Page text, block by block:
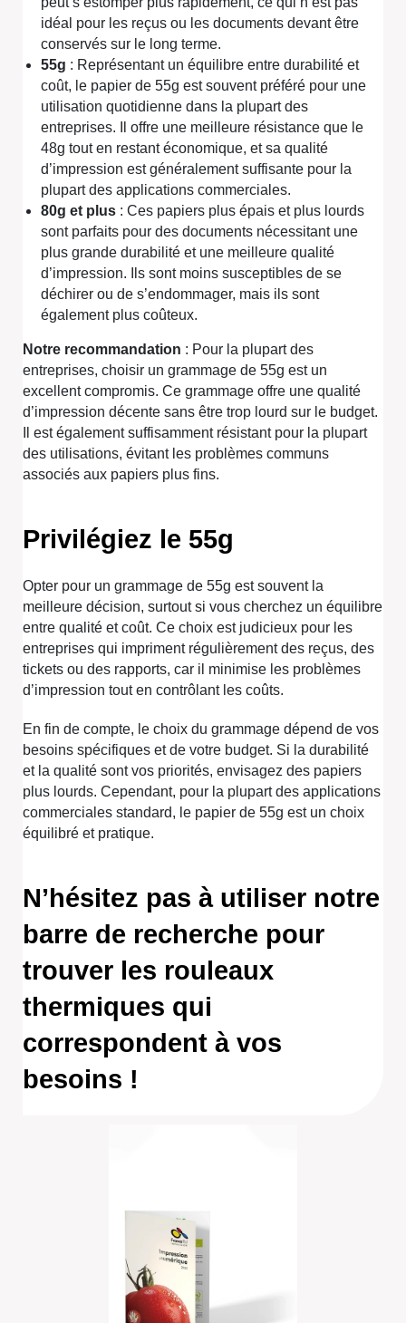
idéal pour les reçus ou les documents devant être
conservés sur le long terme.
55g : Représentant un équilibre entre durabilité et
coût, le papier de 55g est souvent préféré pour une
utilisation quotidienne dans la plupart des
entreprises. Il offre une meilleure résistance que le
48g tout en restant économique, et sa qualité
d’impression est généralement suffisante pour la
plupart des applications commerciales.
80g et plus : Ces papiers plus épais et plus lourds
sont parfaits pour des documents nécessitant une
plus grande durabilité et une meilleure qualité
d’impression. Ils sont moins susceptibles de se
déchirer ou de s’endommager, mais ils sont
également plus coûteux.
Notre recommandation : Pour la plupart des
entreprises, choisir un grammage de 55g est un
excellent compromis. Ce grammage offre une qualité
d’impression décente sans être trop lourd sur le budget.
Il est également suffisamment résistant pour la plupart
des utilisations, évitant les problèmes communs
associés aux papiers plus fins.
Privilégiez le 55g
Opter pour un grammage de 55g est souvent la
meilleure décision, surtout si vous cherchez un équilibre
entre qualité et coût. Ce choix est judicieux pour les
entreprises qui impriment régulièrement des reçus, des
tickets ou des rapports, car il minimise les problèmes
d’impression tout en contrôlant les coûts.
En fin de compte, le choix du grammage dépend de vos
besoins spécifiques et de votre budget. Si la durabilité
et la qualité sont vos priorités, envisagez des papiers
plus lourds. Cependant, pour la plupart des applications
commerciales standard, le papier de 55g est un choix
équilibré et pratique.
N’hésitez pas à utiliser notre
barre de recherche pour
trouver les rouleaux
thermiques qui
correspondent à vos
besoins !